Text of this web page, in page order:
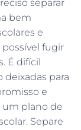
separar
bem
e
possível fugir
É difícil
deixadas para
e
um plano de
Separe